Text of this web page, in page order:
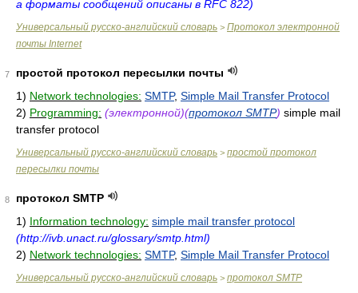
а форматы сообщений описаны в RFC 822)
Универсальный русско-английский словарь > Протокол электронной
почты Internet
7
простой протокол пересылки почты
1) Network technologies: SMTP, Simple Mail Transfer Protocol
2) Programming: (электронной)(протокол SMTP) simple mail
transfer protocol
Универсальный русско-английский словарь > простой протокол
пересылки почты
8
протокол SMTP
1) Information technology: simple mail transfer protocol
(http://ivb.unact.ru/glossary/smtp.html)
2) Network technologies: SMTP, Simple Mail Transfer Protocol
Универсальный русско-английский словарь > протокол SMTP